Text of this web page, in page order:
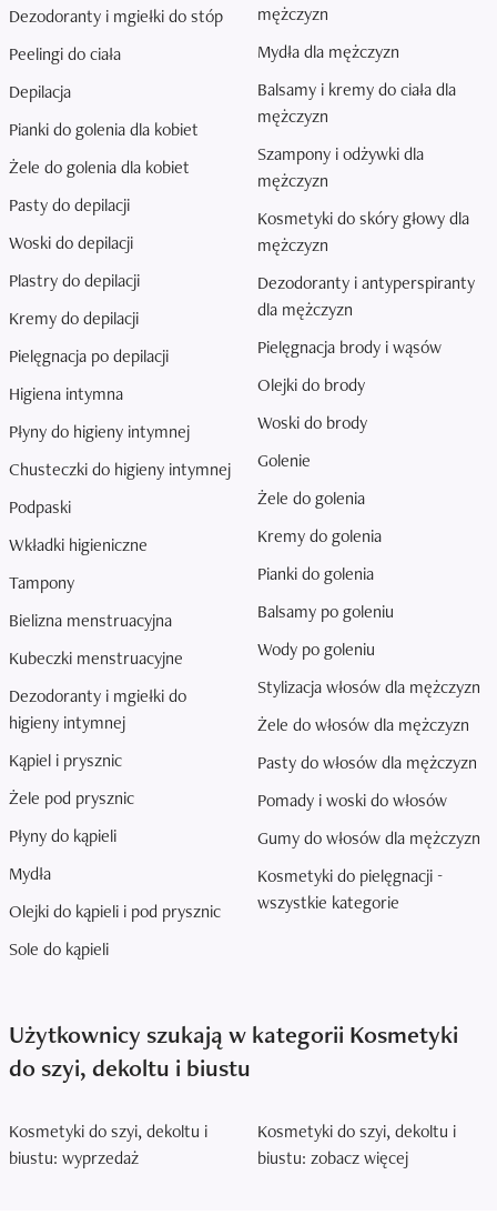
Dezodoranty i mgiełki do stóp
Peelingi do ciała
Depilacja
Pianki do golenia dla kobiet
Żele do golenia dla kobiet
Pasty do depilacji
Woski do depilacji
Plastry do depilacji
Kremy do depilacji
Pielęgnacja po depilacji
Higiena intymna
Płyny do higieny intymnej
Chusteczki do higieny intymnej
Podpaski
Wkładki higieniczne
Tampony
Bielizna menstruacyjna
Kubeczki menstruacyjne
Dezodoranty i mgiełki do
higieny intymnej
Kąpiel i prysznic
Żele pod prysznic
Płyny do kąpieli
Mydła
Olejki do kąpieli i pod prysznic
Sole do kąpieli
mężczyzn
Mydła dla mężczyzn
Balsamy i kremy do ciała dla
mężczyzn
Szampony i odżywki dla
mężczyzn
Kosmetyki do skóry głowy dla
mężczyzn
Dezodoranty i antyperspiranty
dla mężczyzn
Pielęgnacja brody i wąsów
Olejki do brody
Woski do brody
Golenie
Żele do golenia
Kremy do golenia
Pianki do golenia
Balsamy po goleniu
Wody po goleniu
Stylizacja włosów dla mężczyzn
Żele do włosów dla mężczyzn
Pasty do włosów dla mężczyzn
Pomady i woski do włosów
Gumy do włosów dla mężczyzn
Kosmetyki do pielęgnacji -
wszystkie kategorie
Użytkownicy szukają w kategorii Kosmetyki
do szyi, dekoltu i biustu
Kosmetyki do szyi, dekoltu i
biustu: wyprzedaż
Kosmetyki do szyi, dekoltu i
biustu: zobacz więcej